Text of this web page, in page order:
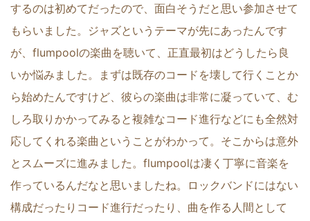
するのは初めてだったので、面白そうだと思い参加させて
もらいました。ジャズというテーマが先にあったんです
が、flumpoolの楽曲を聴いて、正直最初はどうしたら良
いか悩みました。まずは既存のコードを壊して行くことか
ら始めたんですけど、彼らの楽曲は非常に凝っていて、む
しろ取りかかってみると複雑なコード進行などにも全然対
応してくれる楽曲ということがわかって。そこからは意外
とスムーズに進みました。flumpoolは凄く丁寧に音楽を
作っているんだなと思いましたね。ロックバンドにはない
構成だったりコード進行だったり、曲を作る人間として